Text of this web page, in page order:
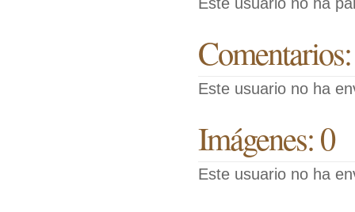
Este usuario no ha
Imágenes: 0
Este usuario no ha